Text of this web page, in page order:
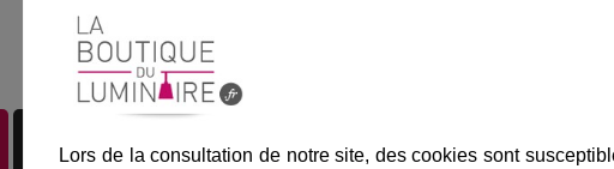
marque livraison gamme
Lors de la consultation de notre site, des cookies sont